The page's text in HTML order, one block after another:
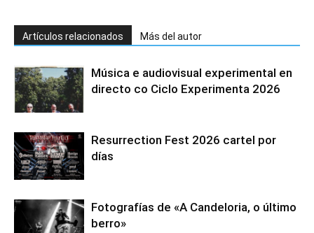
Artículos relacionados Más del autor
Música e audiovisual experimental en
directo co Ciclo Experimenta 2026
Resurrection Fest 2026 cartel por
días
Fotografías de «A Candeloria, o último
berro»